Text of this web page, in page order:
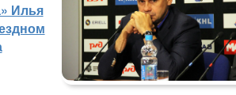
Илья